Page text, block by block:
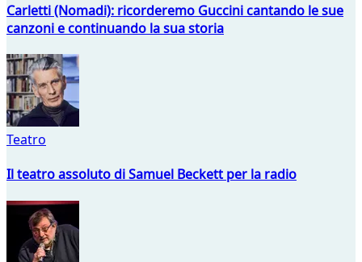
Carletti (Nomadi): ricorderemo Guccini cantando le sue
canzoni e continuando la sua storia
Teatro
Il teatro assoluto di Samuel Beckett per la radio